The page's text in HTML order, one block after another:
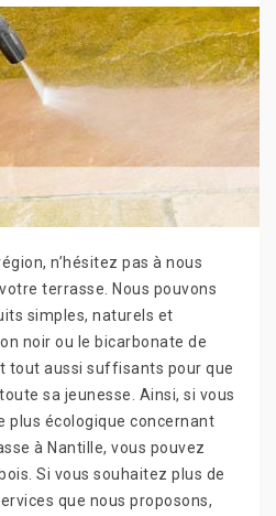
n’hésitez pas à nous
terrasse. Nous pouvons
simples, naturels et
noir ou le bicarbonate de
tout aussi suffisants pour que
sa jeunesse. Ainsi, si vous
plus écologique concernant
à Nantille, vous pouvez
Si vous souhaitez plus de
que nous proposons,